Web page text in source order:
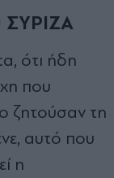
ΣΥΡΙΖΑ
ότι ήδη
που
ζητούσαν τη
αυτό που
η